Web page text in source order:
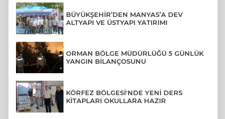
BÜYÜKŞEHİR’DEN MANYAS’A DEV
ALTYAPI VE ÜSTYAPI YATIRIMI
ORMAN BÖLGE MÜDÜRLÜĞÜ 5 GÜNLÜK
YANGIN BİLANÇOSUNU
KÖRFEZ BÖLGESİ'NDE YENİ DERS
KİTAPLARI OKULLARA HAZIR